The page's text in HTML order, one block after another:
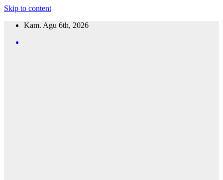
Skip to content
Kam. Agu 6th, 2026